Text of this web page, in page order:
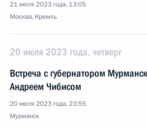
21 июля 2023 года, 13:05
Москва, Кремль
20 июля 2023 года, четверг
Встреча с губернатором
Андреем Чибисом
20 июля 2023 года, 23:55
Мурманск